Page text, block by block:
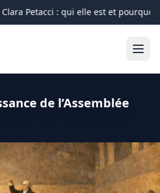
Clara Petacci : qui elle est et
de l’Assemblée